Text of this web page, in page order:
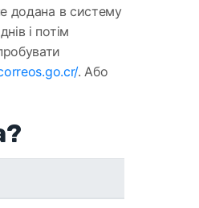
додана в систему
і потім
. Або